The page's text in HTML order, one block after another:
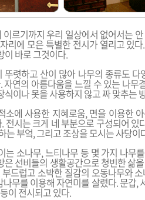
르기까지 우리 일상에서 없어서는
리에 모은 특별한 전시가 열리고 있
이 바로 그것이다.
뚜렷하고 산이 많아 나무의 종류도 다
연의 아름다움을 느낄 수 있는 나무
이나 못을 사용하지 않고 짜 맞추는
소에 사용한 지혜로움, 면을 이용한
전시는 크게 네 부분으로 구성되어 있
는 부엌, 그리고 조상을 모시는 사당이
는 소나무, 느티나무 등 몇 가지 나무
은 선비들의 생활공간으로 청빈한 삶
드럽고 소박한 질감의 오동나무와
무를 이용해 자연미를 살렸다. 문갑,
이 전시되고 있다.